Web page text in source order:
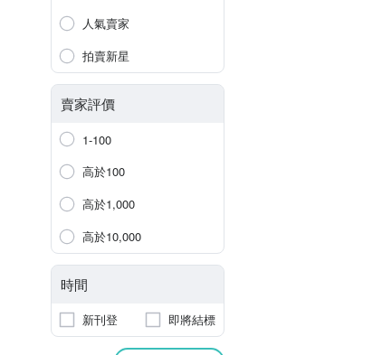
人氣賣家
拍賣新星
賣家評價
1-100
高於100
高於1,000
高於10,000
時間
新刊登 即將結標